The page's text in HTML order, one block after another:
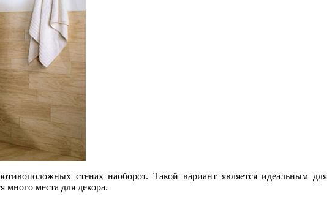
стенах наоборот. Такой вариант является идеальным для
много места для декора.